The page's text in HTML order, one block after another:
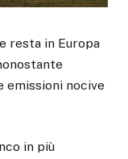
resta in Europa
emissioni nocive
in più